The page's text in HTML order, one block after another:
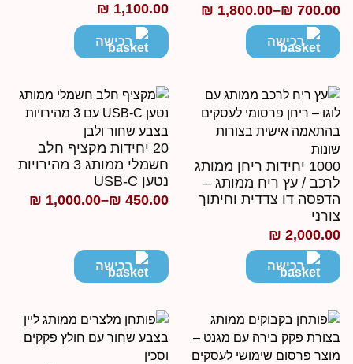
₪
–
₪1,800.00
רכישה
₪1,100.00
רכישה
1000 יחידות ריחן ממותג
/ עץ ריח ממותג –
דו צדדית וחיתוך
₪
רכישה
20 יחידות מקציף חלב
חשמלי ממותג 3 מהירויות
נטען USB-C
₪450.00
–
₪1,000.00
טווח
רכישה